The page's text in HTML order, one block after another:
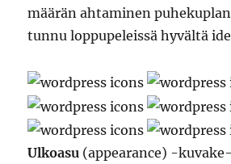
määrän ahtaminen
tunnu loppupeleissä hyvältä
Ulkoasu (appearance) -